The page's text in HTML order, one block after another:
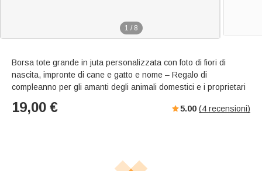
1 / 8
Borsa tote grande in juta personalizzata con foto di fiori di
nascita, impronte di cane e gatto e nome – Regalo di
compleanno per gli amanti degli animali domestici e i proprietari
19,00 € 5.00 (4 recensioni)